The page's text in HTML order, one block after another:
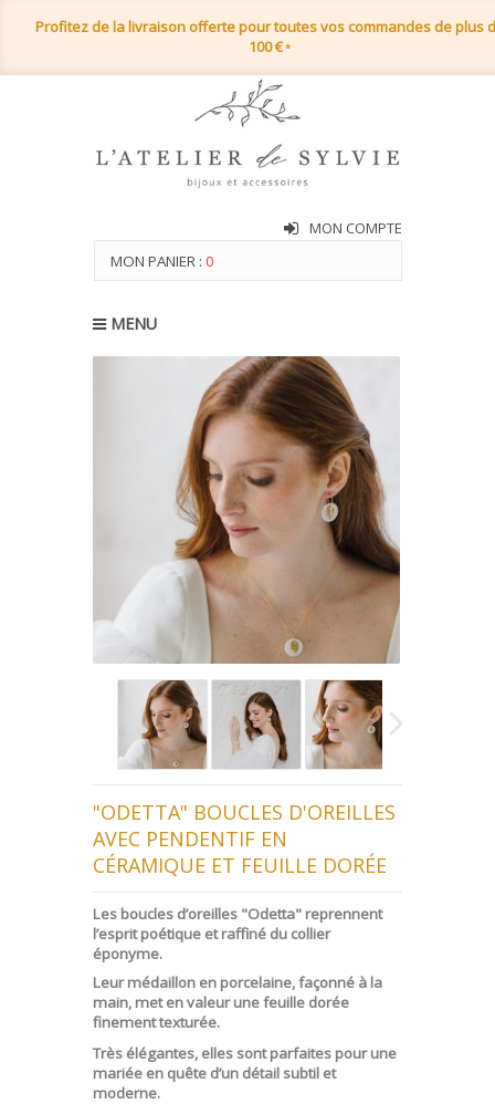
Profitez de la livraison offerte pour toutes vos commandes de plus
100 €*
MON COMPTE
MON PANIER : 0
MENU
"ODETTA" BOUCLES D'OREILLES
AVEC PENDENTIF EN
CÉRAMIQUE ET FEUILLE DORÉE
Les boucles d’oreilles "Odetta" reprennent
l’esprit poétique et raffiné du collier
éponyme.
Leur médaillon en porcelaine, façonné à la
main, met en valeur une feuille dorée
finement texturée.
Très élégantes, elles sont parfaites pour une
mariée en quête d’un détail subtil et
moderne.